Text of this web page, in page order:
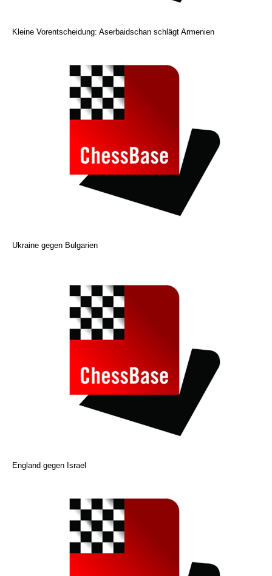
Kleine Vorentscheidung: Aserbaidschan schlägt Armenien
Ukraine gegen Bulgarien
England gegen Israel